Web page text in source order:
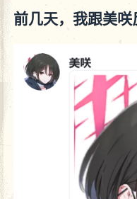
前几天，我跟美